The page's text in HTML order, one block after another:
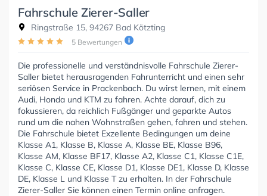
Fahrschule Zierer-Saller
Ringstraße 15, 94267 Bad Kötzting
5 Bewertungen
Die professionelle und verständnisvolle Fahrschule Zierer-
Saller bietet herausragenden Fahrunterricht und einen sehr
seriösen Service in Prackenbach. Du wirst lernen, mit einem
Audi, Honda und KTM zu fahren. Achte darauf, dich zu
fokussieren, da reichlich Fußgänger und geparkte Autos
rund um die nahen Wohnstraßen gehen, fahren und stehen.
Die Fahrschule bietet Exzellente Bedingungen um deine
Klasse A1, Klasse B, Klasse A, Klasse BE, Klasse B96,
Klasse AM, Klasse BF17, Klasse A2, Klasse C1, Klasse C1E,
Klasse C, Klasse CE, Klasse D1, Klasse DE1, Klasse D, Klasse
DE, Klasse L und Klasse T zu erhalten. In der Fahrschule
Zierer-Saller Sie können einen Termin online anfragen.